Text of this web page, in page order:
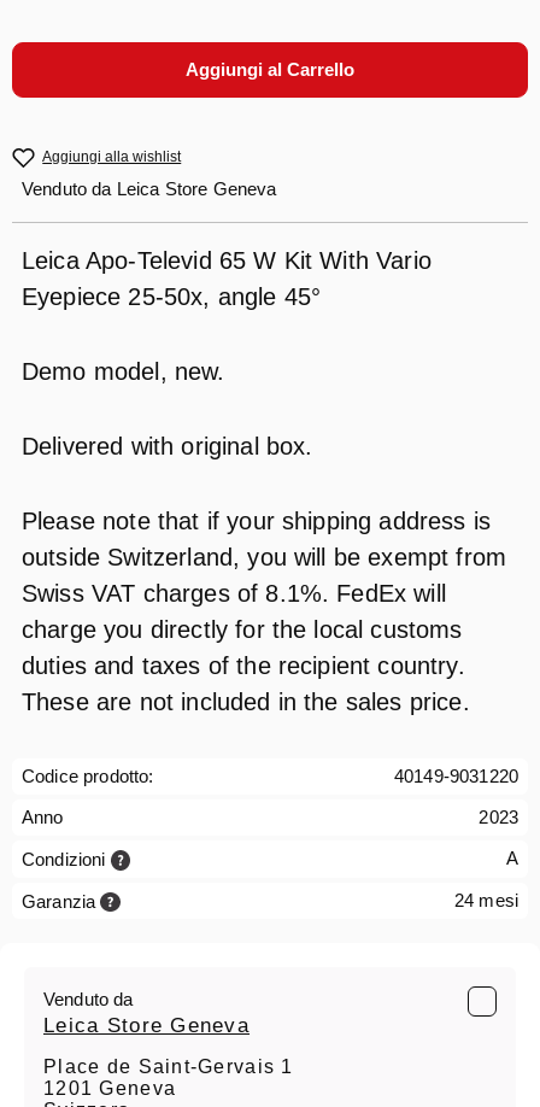
Aggiungi al Carrello
Aggiungi alla wishlist
Venduto da Leica Store Geneva
Leica Apo-Televid 65 W Kit With Vario
Eyepiece 25-50x, angle 45°
Demo model, new.
Delivered with original box.
Please note that if your shipping address is
outside Switzerland, you will be exempt from
Swiss VAT charges of 8.1%. FedEx will
charge you directly for the local customs
duties and taxes of the recipient country.
These are not included in the sales price.
Codice prodotto:
40149-9031220
Anno
2023
Condizioni A
Garanzia 24 mesi
Venduto da
Leica Store Geneva
Place de Saint-Gervais 1
1201 Geneva